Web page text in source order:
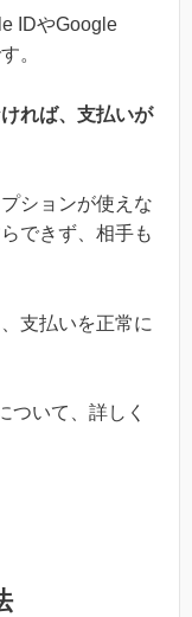
IDやGoogle
。
れば、支払いが
ションが使えな
できず、相手も
支払いを正常に
ついて、詳しく